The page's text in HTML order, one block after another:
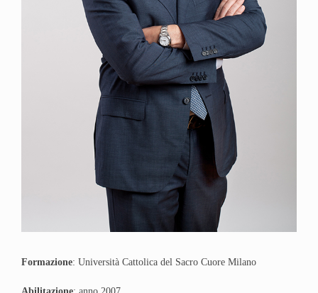
Formazione: Università Cattolica del Sacro Cuore Milano